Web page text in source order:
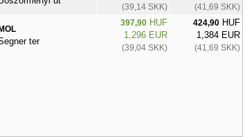
(39,14 SKK) (41,69 SKK)
MOL
ter
397,90HUF
1,296 EUR
(39,04 SKK)
424,90HUF
1,384 EUR
(41,69 SKK)